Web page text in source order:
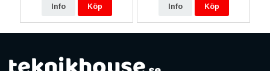
Info Köp Info Köp